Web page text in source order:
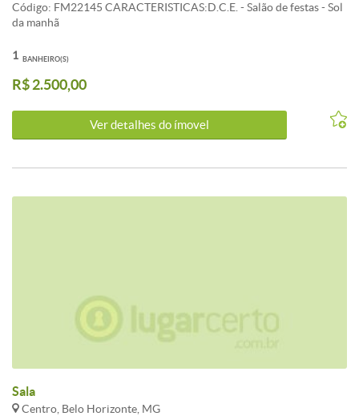
Código: FM22145 CARACTERISTICAS:D.C.E. - Salão de festas - Sol
da manhã
BANHEIRO(S)
1
R$ 2.500,00
Ver detalhes do ímovel
Sala
Centro, Belo Horizonte, MG